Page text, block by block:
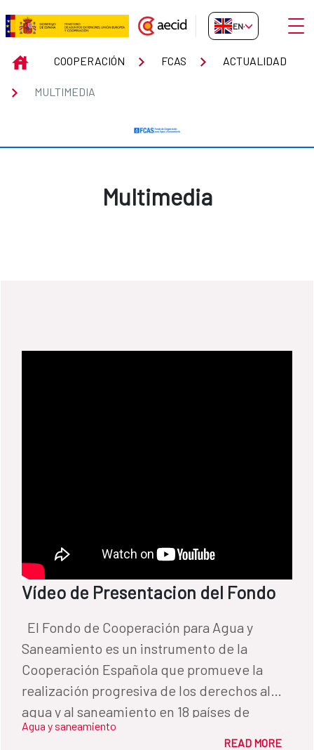
Skip to Main Content
Multimedia
EN-GB
INICIOCOOPERACIÓN FCAS ACTUALIDAD
MULTIMEDIA
Multimedia
Vídeo de Presentacion del Fondo
Saneamiento es un instrumento de la
Cooperación Española que promueve la
realización progresiva de los derechos al
agua y al saneamiento en 18 países de
América Latina y el Caribe. En este vídeo te
Agua y saneamiento
READ MORE